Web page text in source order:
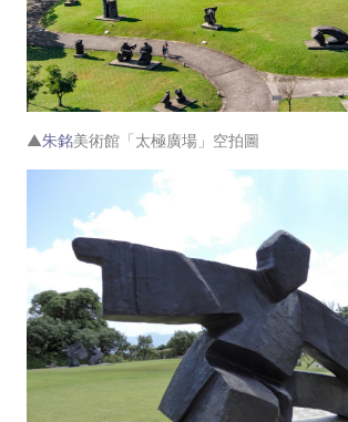
▲朱銘美術館「太極廣場」空拍圖